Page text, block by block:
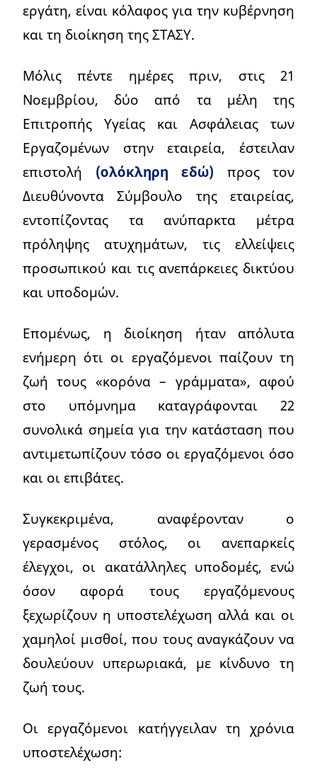
εργάτη, είναι κόλαφος για την κυβέρνηση
και τη διοίκηση της ΣΤΑΣΥ.
Μόλις πέντε ημέρες πριν, στις 21
Νοεμβρίου, δύο από τα μέλη της
Επιτροπής Υγείας και Ασφάλειας των
Εργαζομένων στην εταιρεία, έστειλαν
επιστολή (ολόκληρη εδώ) προς τον
Διευθύνοντα Σύμβουλο της εταιρείας,
εντοπίζοντας τα ανύπαρκτα μέτρα
πρόληψης ατυχημάτων, τις ελλείψεις
προσωπικού και τις ανεπάρκειες δικτύου
και υποδομών.
Επομένως, η διοίκηση ήταν απόλυτα
ενήμερη ότι οι εργαζόμενοι παίζουν τη
ζωή τους «κορόνα – γράμματα», αφού
στο υπόμνημα καταγράφονται 22
συνολικά σημεία για την κατάσταση που
αντιμετωπίζουν τόσο οι εργαζόμενοι όσο
και οι επιβάτες.
Συγκεκριμένα, αναφέρονταν ο
γερασμένος στόλος, οι ανεπαρκείς
έλεγχοι, οι ακατάλληλες υποδομές, ενώ
όσον αφορά τους εργαζόμενους
ξεχωρίζουν η υποστελέχωση αλλά και οι
χαμηλοί μισθοί, που τους αναγκάζουν να
δουλεύουν υπερωριακά, με κίνδυνο τη
ζωή τους.
Οι εργαζόμενοι κατήγγειλαν τη χρόνια
υποστελέχωση: